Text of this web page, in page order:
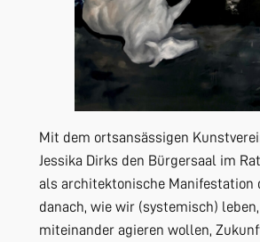
Mit dem ortsansässigen
Jessika Dirks den Bürgersaal im
als architektonische Manifestation
danach, wie wir (systemisch)
miteinander agieren wollen,